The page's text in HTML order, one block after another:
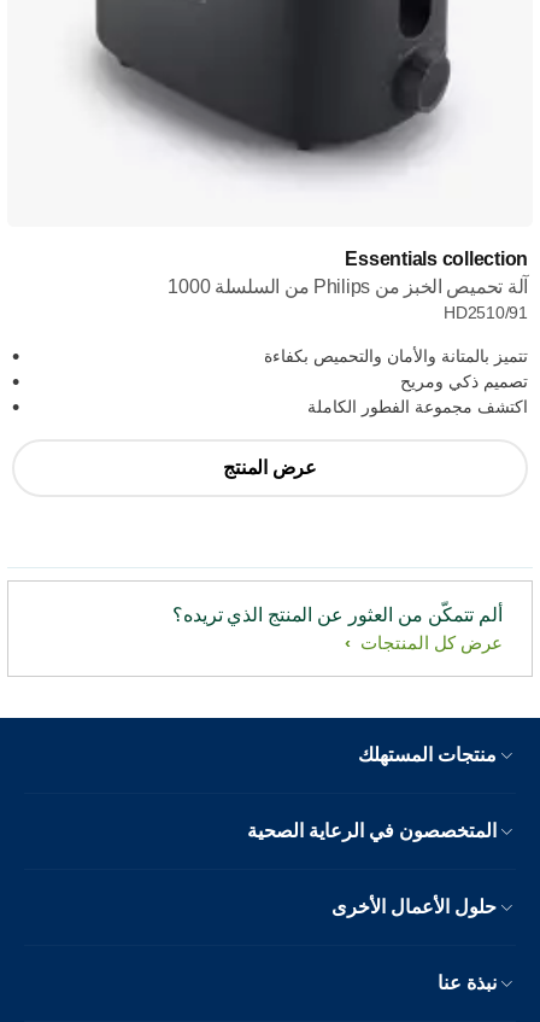
Essentials collection
آلة تحميص الخبز من Philips من السلسلة 1000
HD2510/91
تتميز بالمتانة والأمان والتحميص بكفاءة
تصميم ذكي ومريح
اكتشف مجموعة الفطور الكاملة
عرض المنتج
ألم تتمكّن من العثور عن المنتج الذي تريده؟
عرض كل المنتجات
منتجات المستهلك
المتخصصون في الرعاية الصحية
حلول الأعمال الأخرى
نبذة عنا